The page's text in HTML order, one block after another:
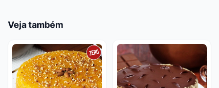
Veja também